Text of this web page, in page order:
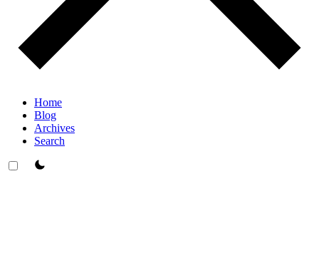
Home
Blog
Archives
Search
theme switcher